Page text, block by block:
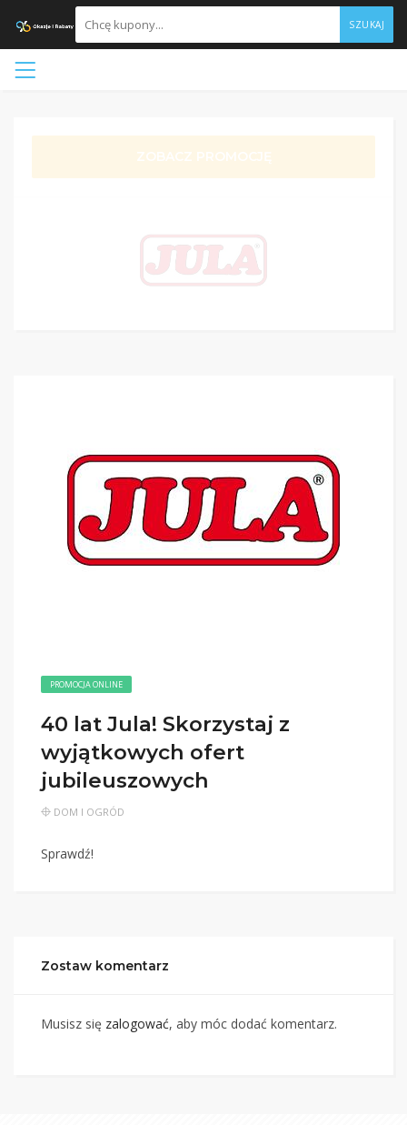
SZUKAJ
ZOBACZ PROMOCJĘ
PROMOCJA ONLINE
40 lat Jula! Skorzystaj z
wyjątkowych ofert
jubileuszowych
DOM I OGRÓD
Sprawdź!
Zostaw komentarz
Musisz się zalogować, aby móc dodać komentarz.